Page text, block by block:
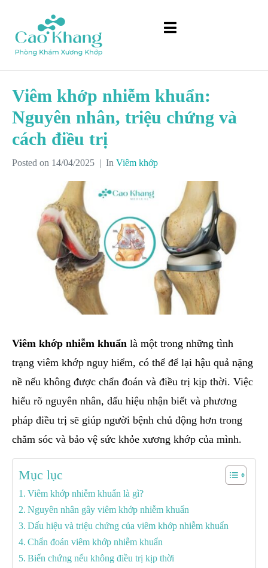
Viêm khớp nhiễm khuẩn:
Nguyên nhân, triệu chứng và
cách điều trị
Posted on 14/04/2025 In Viêm khớp
Viêm khớp nhiễm khuẩn là một trong những tình
trạng viêm khớp nguy hiểm, có thể để lại hậu quả nặng
nề nếu không được chẩn đoán và điều trị kịp thời. Việc
hiểu rõ nguyên nhân, dấu hiệu nhận biết và phương
pháp điều trị sẽ giúp người bệnh chủ động hơn trong
chăm sóc và bảo vệ sức khỏe xương khớp của mình.
Mục lục
Viêm khớp nhiễm khuẩn là gì?
Nguyên nhân gây viêm khớp nhiễm khuẩn
Dấu hiệu và triệu chứng của viêm khớp nhiễm khuẩn
Chẩn đoán viêm khớp nhiễm khuẩn
Biến chứng nếu không điều trị kịp thời